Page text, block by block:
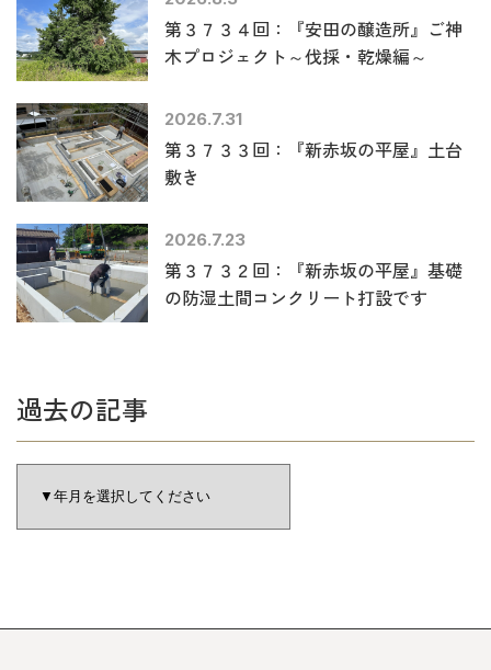
第３７３４回：『安田の醸造所』ご神
木プロジェクト～伐採・乾燥編～
2026.7.31
第３７３３回：『新赤坂の平屋』土台
敷き
2026.7.23
第３７３２回：『新赤坂の平屋』基礎
の防湿土間コンクリート打設です
過去の記事